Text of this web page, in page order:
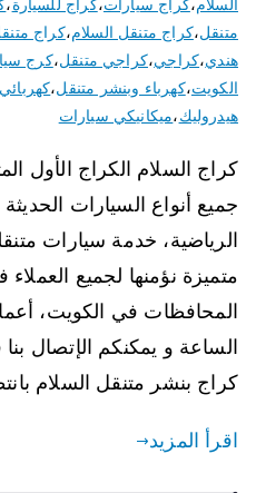
السلام،كراج سيارات،كراج للسيارة،
متنقل،كراج متنقل السلام،كراج
هندي،كراجي،كراجي متنقل،كرج
الكويت،كهرباء وبنشر متنقل،
هيدروليك،ميكانيكي سيارات
كراج السلام الكراج الأول
جميع أنواع السيارات
الرياضية، خدمة سيارات
متميزة نؤمنها لجميع
الساعة و يمكنكم الإتصال
كراج بنشر متنقل السلام
اقرأ المزيد